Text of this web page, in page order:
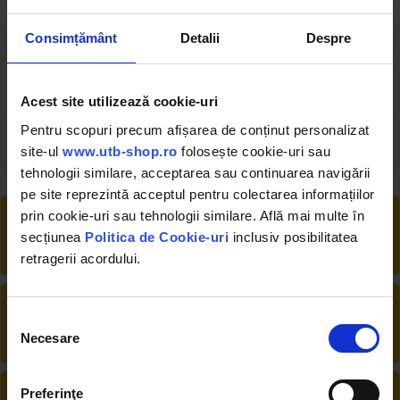
Consimțământ Detalii Despre
Acest site utilizează cookie-uri
Pentru scopuri precum afișarea de conținut personalizat
site-ul www.utb-shop.ro folosește cookie-uri sau
tehnologii similare, acceptarea sau continuarea navigării
pe site reprezintă acceptul pentru colectarea informațiilor
prin cookie-uri sau tehnologii similare. Află mai multe în
secțiunea Politica de Cookie-uri inclusiv posibilitatea
retragerii acordului.
consimțământului
Necesare
Preferinţe
cota de reparatie
nominala/STD)
18.40 RON
RETUR EXTINS
Ai posibilitate de retur în 30 zile, comandă
produsele de care ai nevoie fără griji
DESCHIDERE COLET
La livrare, verifici produsele împreună cu
șoferul înainte de a face plata